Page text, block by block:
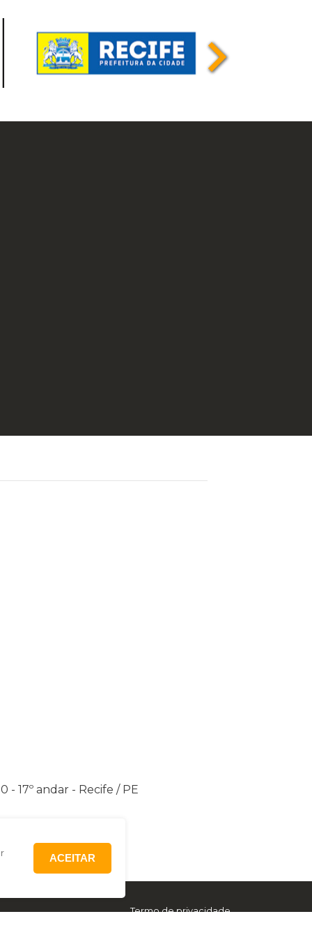
- 17º andar - Recife / PE
Termo de privacidade
ACEITAR